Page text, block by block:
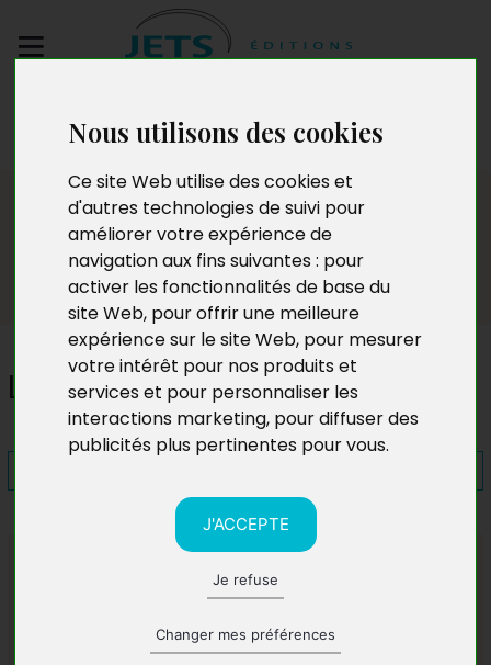
Nous utilisons des cookies
Ce site Web utilise des cookies et
d'autres technologies de suivi pour
améliorer votre expérience de
navigation aux fins suivantes : pour
activer les fonctionnalités de base du
site Web, pour offrir une meilleure
expérience sur le site Web, pour mesurer
votre intérêt pour nos produits et
services et pour personnaliser les
interactions marketing, pour diffuser des
publicités plus pertinentes pour vous.
J'ACCEPTE
Je refuse
Changer mes préférences
manuscrit
Presse
L'Impossibilité de l'Être
A lire également